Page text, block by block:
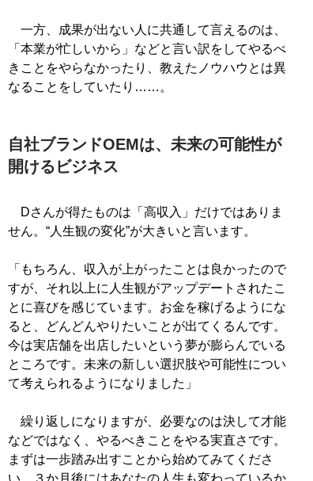
一方、成果が出ない人に共通して言えるのは、
「本業が忙しいから」などと言い訳をしてやるべ
きことをやらなかったり、教えたノウハウとは異
なることをしていたり……。
自社ブランドOEMは、未来の可能性が
開けるビジネス
Dさんが得たものは「高収入」だけではありま
せん。“人生観の変化”が大きいと言います。
「もちろん、収入が上がったことは良かったので
すが、それ以上に人生観がアップデートされたこ
とに喜びを感じています。お金を稼げるようにな
ると、どんどんやりたいことが出てくるんです。
今は実店舗を出店したいという夢が膨らんでいる
ところです。未来の新しい選択肢や可能性につい
て考えられるようになりました」
繰り返しになりますが、必要なのは決して才能
などではなく、やるべきことをやる実直さです。
まずは一歩踏み出すことから始めてみてくださ